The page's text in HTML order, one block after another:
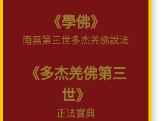
《學佛》
南無第三世多杰羌佛說法
《多杰羌佛第三
世》
正法寶典